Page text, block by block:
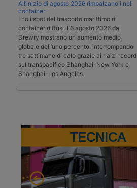
All’inizio di agosto 2026 rimbalzano i noli
container
I noli spot del trasporto marittimo di
container diffusi il 6 agosto 2026 da
Drewry mostrano un aumento medio
globale dell’uno percento, interrompendo
tre settimane di calo grazie ai rialzi record
sul transpacifico Shanghai-New York e
Shanghai-Los Angeles.
TECNICA